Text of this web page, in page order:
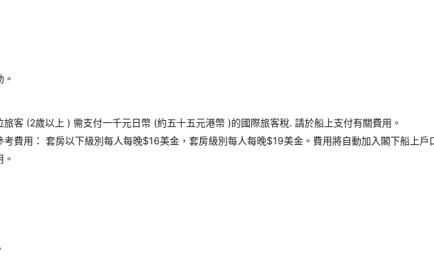
旅客 (2歲以上 ) 需支付一千元日幣 (約五十五元港幣 )的國際旅客稅. 請於船上支付有關費用。
費用： 套房以下級別每人每晚$16美金，套房級別每人每晚$19美金。費用將自動加入閣下船上戶